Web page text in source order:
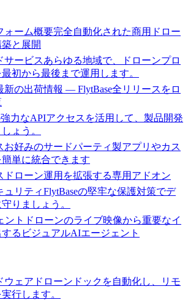
ォーム概要完全自動化された商用ドロー
と展開
サービスあらゆる地域で、ドローンプロ
初から最後まで運用します。
新の出荷情報 ― FlytBase全リリースをロ
力なAPIアクセスを活用して、製品開発
ょう。
お好みのサードパーティ製アプリやカス
単に統合できます
ドローン運用を拡張する専用アドオン
ュリティFlytBaseの堅牢な保護対策でデ
りましょう。
ント ドローンのライブ映像から重要なイ
るビジュアルAIエージェント
ウェア ドローンドックを自動化し、リモ
行します。